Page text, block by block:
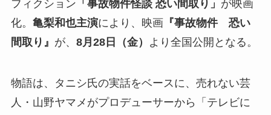
フィクション 「事故物件怪談 恐い間取り」 が映画
化。 亀梨和也主演により、映画 『事故物件 恐い
間取り 』 が、 8月 28日（金） より全国公開となる。
物語は、タニシ氏の実話をベースに、売れない芸
人・山野ヤマメがプロデューサーから「テレビに